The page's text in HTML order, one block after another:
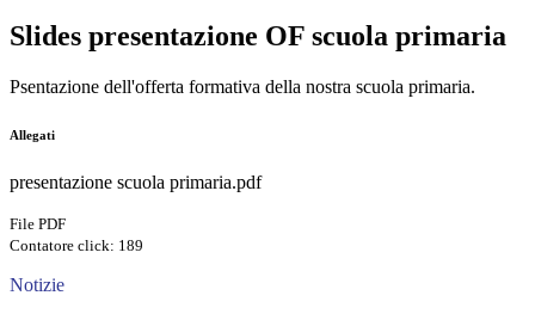
Slides presentazione OF scuola primaria
Psentazione dell'offerta formativa della nostra scuola primaria.
Allegati
presentazione scuola primaria.pdf
File PDF
Contatore click: 189
Notizie